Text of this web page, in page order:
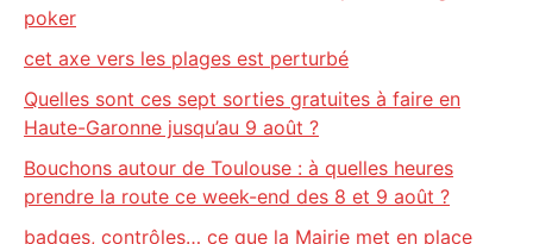
poker
cet axe vers les plages est perturbé
Quelles sont ces sept sorties gratuites à faire en
Haute-Garonne jusqu’au 9 août ?
Bouchons autour de Toulouse : à quelles heures
prendre la route ce week-end des 8 et 9 août ?
badges, contrôles… ce que la Mairie met en place